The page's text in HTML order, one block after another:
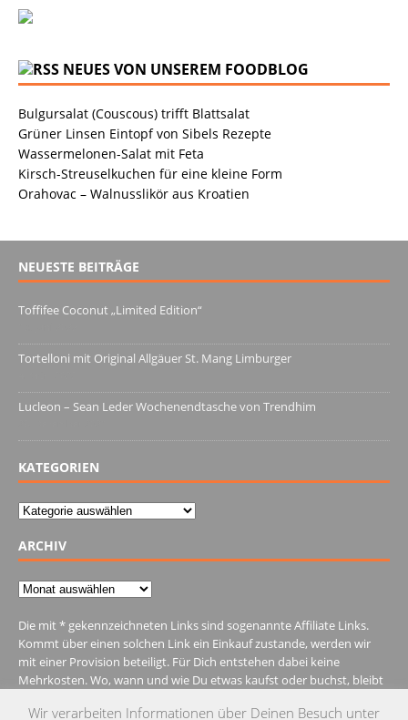
NEUES VON UNSEREM FOODBLOG
Bulgursalat (Couscous) trifft Blattsalat
Grüner Linsen Eintopf von Sibels Rezepte
Wassermelonen-Salat mit Feta
Kirsch-Streuselkuchen für eine kleine Form
Orahovac – Walnusslikör aus Kroatien
NEUESTE BEITRÄGE
Toffifee Coconut „Limited Edition“
Tortelloni mit Original Allgäuer St. Mang Limburger
Lucleon – Sean Leder Wochenendtasche von Trendhim
KATEGORIEN
Kategorien
ARCHIV
Archiv
Die mit * gekennzeichneten Links sind sogenannte Affiliate Links.
Kommt über einen solchen Link ein Einkauf zustande, werden wir
mit einer Provision beteiligt. Für Dich entstehen dabei keine
Mehrkosten. Wo, wann und wie Du etwas kaufst oder buchst, bleibt
Wir verarbeiten Informationen über Deinen Besuch unter